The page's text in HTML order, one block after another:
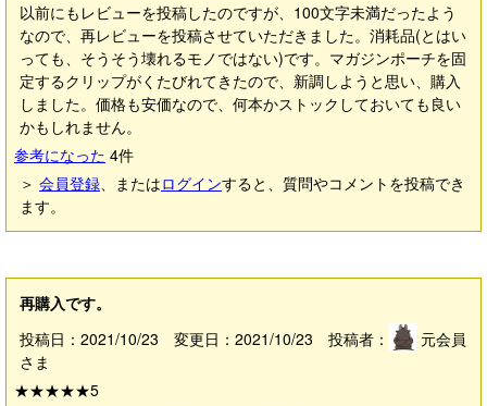
以前にもレビューを投稿したのですが、100文字未満だったよう
なので、再レビューを投稿させていただきました。消耗品(とはい
っても、そうそう壊れるモノではない)です。マガジンポーチを固
定するクリップがくたびれてきたので、新調しようと思い、購入
しました。価格も安価なので、何本かストックしておいても良い
かもしれません。
参考になった 4件
＞ 会員登録、またはログインすると、質問やコメントを投稿でき
ます。
再購入です。
投稿日：2021/10/23 変更日：2021/10/23 投稿者：
元会員
さま
★★★★★5